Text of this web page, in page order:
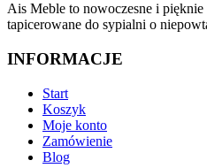
Ais Meble to nowoczesne i pięknie
tapicerowane do sypialni o
INFORMACJE
Start
Koszyk
Moje konto
Zamówienie
Blog